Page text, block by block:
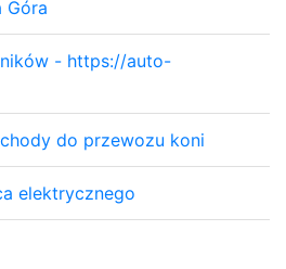
Góra
- https://auto-
do przewozu koni
elektrycznego